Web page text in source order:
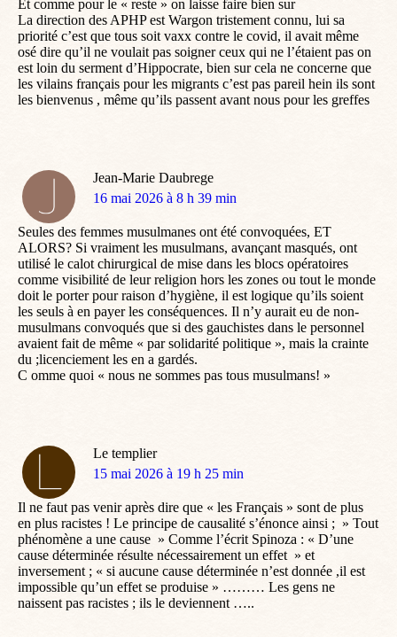
Et comme pour le « reste » on laisse faire bien sur
La direction des APHP est Wargon tristement connu, lui sa
priorité c’est que tous soit vaxx contre le covid, il avait même
osé dire qu’il ne voulait pas soigner ceux qui ne l’étaient pas on
est loin du serment d’Hippocrate, bien sur cela ne concerne que
les vilains français pour les migrants c’est pas pareil hein ils sont
les bienvenus , même qu’ils passent avant nous pour les greffes
Jean-Marie Daubrege
dit
16 mai 2026 à 8 h 39 min
Seules des femmes musulmanes ont été convoquées, ET
ALORS? Si vraiment les musulmans, avançant masqués, ont
utilisé le calot chirurgical de mise dans les blocs opératoires
comme visibilité de leur religion hors les zones ou tout le monde
doit le porter pour raison d’hygiène, il est logique qu’ils soient
les seuls à en payer les conséquences. Il n’y aurait eu de non-
musulmans convoqués que si des gauchistes dans le personnel
avaient fait de même « par solidarité politique », mais la crainte
du ;licenciement les en a gardés.
C omme quoi « nous ne sommes pas tous musulmans! »
Le templier
dit
15 mai 2026 à 19 h 25 min
Il ne faut pas venir après dire que « les Français » sont de plus
en plus racistes ! Le principe de causalité s’énonce ainsi ; » Tout
phénomène a une cause » Comme l’écrit Spinoza : « D’une
cause déterminée résulte nécessairement un effet » et
inversement ; « si aucune cause déterminée n’est donnée ,il est
impossible qu’un effet se produise » ……… Les gens ne
naissent pas racistes ; ils le deviennent …..